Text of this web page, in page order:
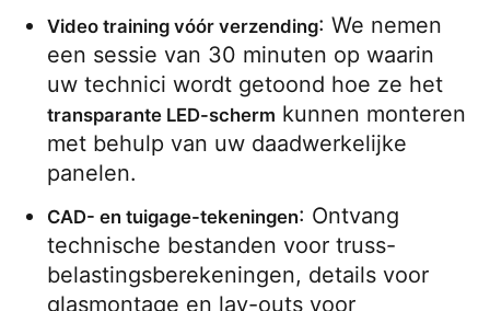
Video training vóór verzending: We nemen
een sessie van 30 minuten op waarin
transparante LED-scherm kunnen monteren
met behulp van uw daadwerkelijke
panelen.
CAD- en tuigage-tekeningen: Ontvang
technische bestanden voor truss-
belastingsberekeningen, details voor
glasmontage en lay-outs voor